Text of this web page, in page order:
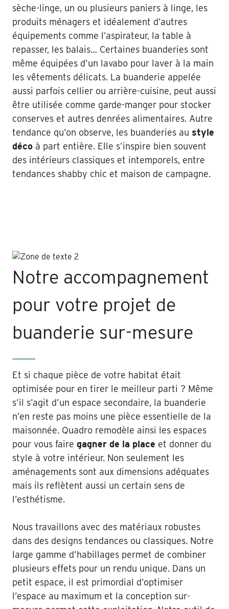
sèche-linge, un ou plusieurs paniers à linge, les
produits ménagers et idéalement d’autres
équipements comme l’aspirateur, la table à
repasser, les balais… Certaines buanderies sont
même équipées d’un lavabo pour laver à la main
les vêtements délicats. La buanderie appelée
aussi parfois cellier ou arrière-cuisine, peut aussi
être utilisée comme garde-manger pour stocker
conserves et autres denrées alimentaires. Autre
tendance qu’on observe, les buanderies au style
déco à part entière. Elle s’inspire bien souvent
des intérieurs classiques et intemporels, entre
tendances shabby chic et maison de campagne.
Notre accompagnement
pour votre projet de
buanderie sur-mesure
Et si chaque pièce de votre habitat était
optimisée pour en tirer le meilleur parti ? Même
s’il s’agit d’un espace secondaire, la buanderie
n’en reste pas moins une pièce essentielle de la
maisonnée. Quadro remodèle ainsi les espaces
pour vous faire gagner de la place et donner du
style à votre intérieur. Non seulement les
aménagements sont aux dimensions adéquates
mais ils reflètent aussi un certain sens de
l’esthétisme.
Nous travaillons avec des matériaux robustes
dans des designs tendances ou classiques. Notre
large gamme d’habillages permet de combiner
plusieurs effets pour un rendu unique. Dans un
petit espace, il est primordial d’optimiser
l’espace au maximum et la conception sur-